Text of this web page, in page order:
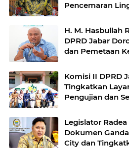
Pencemaran
H. M. Hasbullah
DPRD Jabar
dan Pemetaan
Komisi II DPRD
Tingkatkan
Pengujian dan
Legislator
Dokumen
City dan